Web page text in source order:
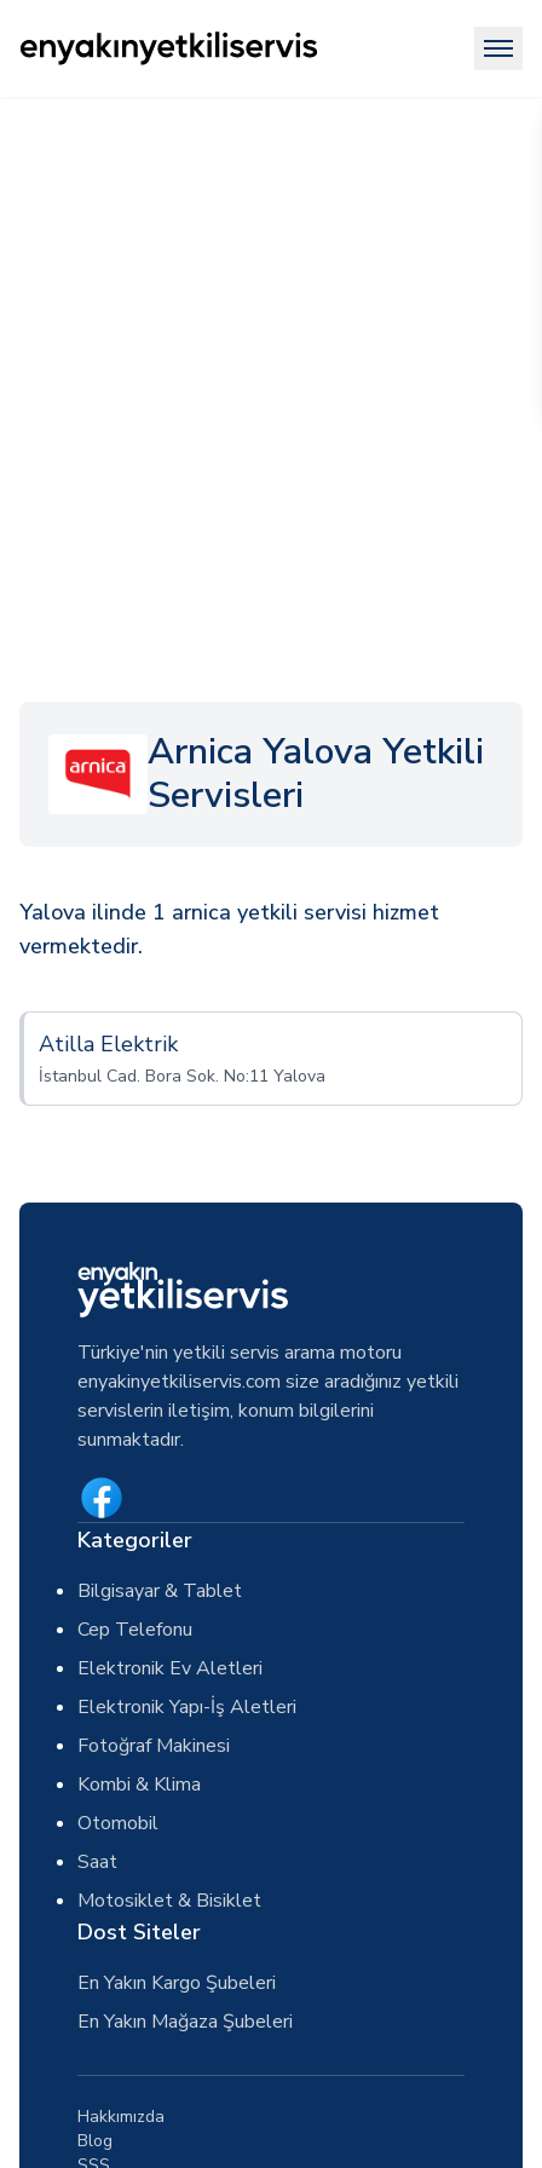
Arnica Yalova Yetkili
Servisleri
Yalova ilinde 1 arnica yetkili servisi hizmet
vermektedir.
Atilla Elektrik
İstanbul Cad. Bora Sok. No:11 Yalova
Türkiye'nin yetkili servis arama motoru
enyakinyetkiliservis.com size aradığınız yetkili
servislerin iletişim, konum bilgilerini
sunmaktadır.
Kategoriler
Bilgisayar & Tablet
Cep Telefonu
Elektronik Ev Aletleri
Elektronik Yapı-İş Aletleri
Fotoğraf Makinesi
Kombi & Klima
Otomobil
Saat
Motosiklet & Bisiklet
Dost Siteler
En Yakın Kargo Şubeleri
En Yakın Mağaza Şubeleri
Hakkımızda
Blog